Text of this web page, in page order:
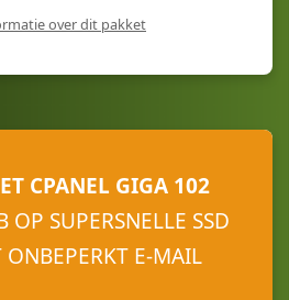
over dit pakket
CPANEL GIGA 102
OP SUPERSNELLE SSD
ONBEPERKT E-MAIL